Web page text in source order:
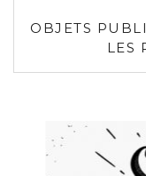
OBJETS
LES